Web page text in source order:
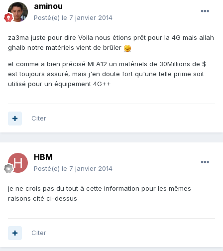
aminou
Posté(e) le 7 janvier 2014
za3ma juste pour dire Voila nous étions prêt pour la 4G mais allah
ghalb notre matériels vient de brûler
et comme a bien précisé MFA12 un matériels de 30Millions de $
est toujours assuré, mais j'en doute fort qu'une telle prime soit
utilisé pour un équipement 4G++
Citer
HBM
Posté(e) le 7 janvier 2014
je ne crois pas du tout à cette information pour les mêmes
raisons cité ci-dessus
Citer